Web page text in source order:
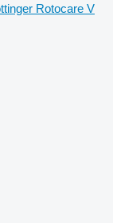
Rotocare V